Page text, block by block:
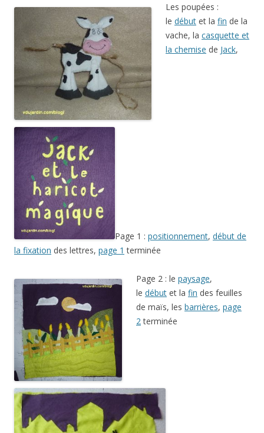
Les poupées :
le début et la fin de la
vache, la casquette et
la chemise de Jack,
Page 1 : positionnement, début de
la fixation des lettres, page 1 terminée
Page 2 : le paysage,
le début et la fin des feuilles
de maïs, les barrières, page
2terminée